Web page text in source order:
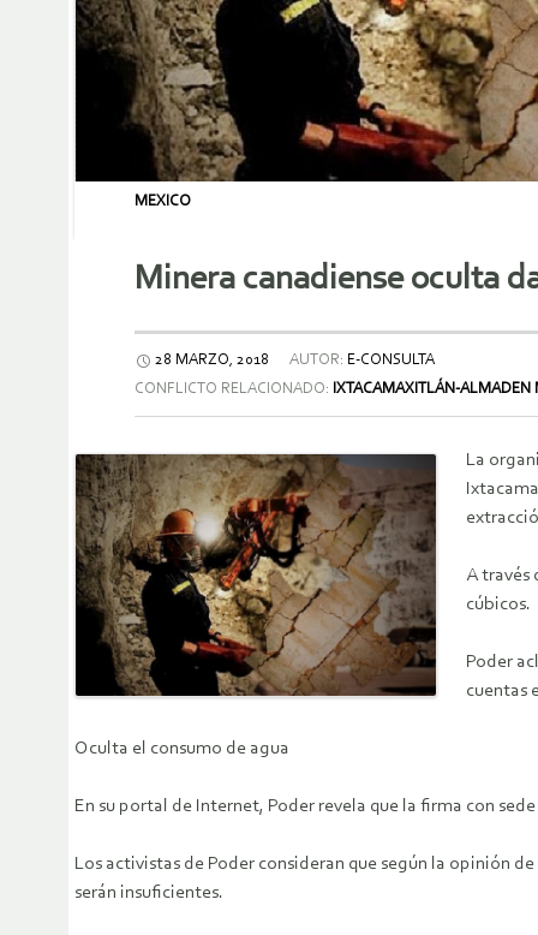
MEXICO
Minera canadiense oculta
28 MARZO, 2018 AUTOR: E-CONSULTA
CONFLICTO RELACIONADO: IXTACAMAXITLÁN-ALMADEN
La
A través
cúbicos.
Poder
cuentas
Oculta el consumo de agua
En su portal de Internet, Poder revela que la firma con
Los activistas de Poder consideran que según la opinión
serán insuficientes.